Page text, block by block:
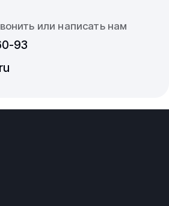
или написать нам
93